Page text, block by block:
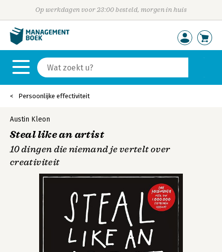
Op werkdagen voor 23:00 besteld, morgen in huis
Persoonlijke effectiviteit
Austin Kleon
Steal like an artist
10 dingen die niemand je vertelt over
creativiteit